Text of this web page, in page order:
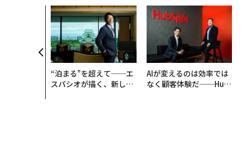
“泊まる”を超えて──エ
スパシオが描く、新しい
AIが変えるのは効率では
なく顧客体験だ──Hub